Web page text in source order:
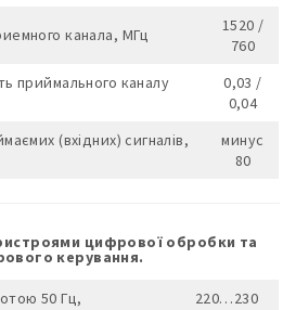
канала, МГц
1520 /
760
приймального каналу
0,03 /
0,04
(вхідних) сигналів,
минус
80
цифрової обробки та
керування.
50 Гц,
220…230